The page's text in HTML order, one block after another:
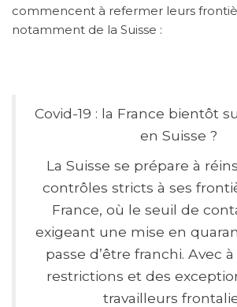
commencent à refermer leurs
notamment de la Suisse :
Covid-19 : la France bientôt
en Suisse ?
La Suisse se prépare à
contrôles stricts à ses
France, où le seuil de
exigeant une mise en
passe d’être franchi. Avec
restrictions et des
travailleurs